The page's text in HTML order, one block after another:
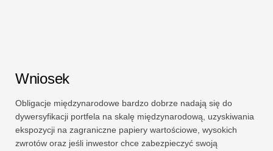
Wniosek
Obligacje międzynarodowe bardzo dobrze nadają się do
dywersyfikacji portfela na skalę międzynarodową, uzyskiwania
ekspozycji na zagraniczne papiery wartościowe, wysokich
zwrotów oraz jeśli inwestor chce zabezpieczyć swoją